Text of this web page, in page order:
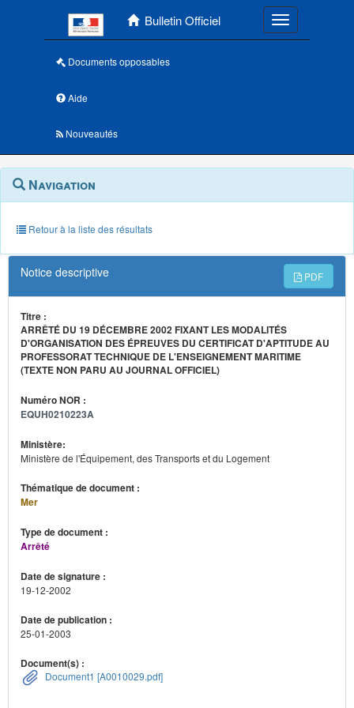
Bulletin Officiel Toggle
Documents opposables
Aide
Nouveautés
Navigation
outils
annexes
Menu
contextuel
Navigation
Retour à la liste des résultats
Notice descriptive PDF
Titre :
ARRÊTÉ DU 19 DÉCEMBRE 2002 FIXANT LES MODALITÉS
D'ORGANISATION DES ÉPREUVES DU CERTIFICAT D'APTITUDE AU
PROFESSORAT TECHNIQUE DE L'ENSEIGNEMENT MARITIME
(TEXTE NON PARU AU JOURNAL OFFICIEL)
Numéro NOR :
EQUH0210223A
Ministère:
Ministère de l'Équipement, des Transports et du Logement
Thématique de document :
Mer
Type de document :
Arrêté
Date de signature :
19-12-2002
Date de publication :
25-01-2003
Document(s) :
Document1 [A0010029.pdf]